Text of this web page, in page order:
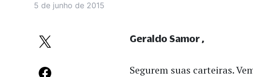
5 de junho de 2015
Segurem suas carteiras.
Geraldo Samor